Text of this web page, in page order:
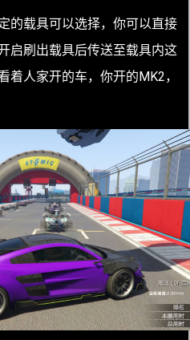
的载具可以选择，你可以直接
启刷出载具后传送至载具内这
着人家开的车，你开的MK2，